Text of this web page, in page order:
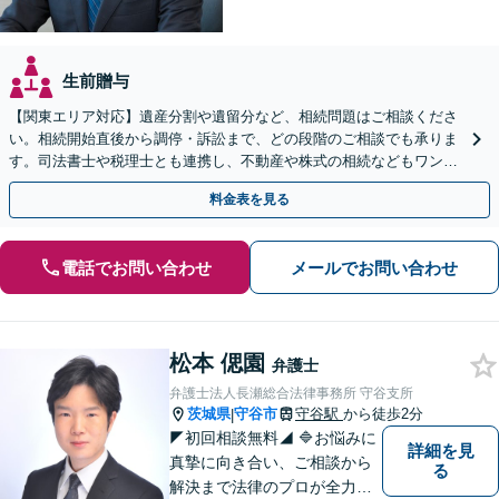
生前贈与
【関東エリア対応】遺産分割や遺留分など、相続問題はご相談くださ
い。相続開始直後から調停・訴訟まで、どの段階のご相談でも承りま
す。司法書士や税理士とも連携し、不動産や株式の相続などもワンス
トップで対応可能。遺言書作成や事業承継のご相談にも対応
料金表を見る
電話でお問い合わせ メールでお問い合わせ
松本 偲園 弁護士
弁護士法人長瀬総合法律事務所 守谷支所
茨城県|守谷市 守谷駅 から徒歩2分
◤初回相談無料◢ 🔷お悩みに
真摯に向き合い、ご相談から
解決まで法律のプロが全力で
詳細を見
る